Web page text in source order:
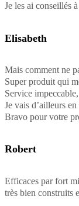
Je les ai conseillés
Elisabeth
Mais comment ne
Super produit qui
Service
Je vais d’ailleurs
Bravo pour votre
Robert
Efficaces par fort
très bien construits